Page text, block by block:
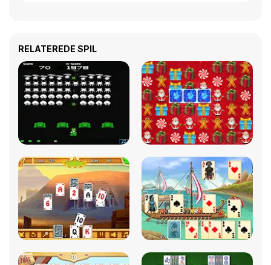
RELATEREDE SPIL